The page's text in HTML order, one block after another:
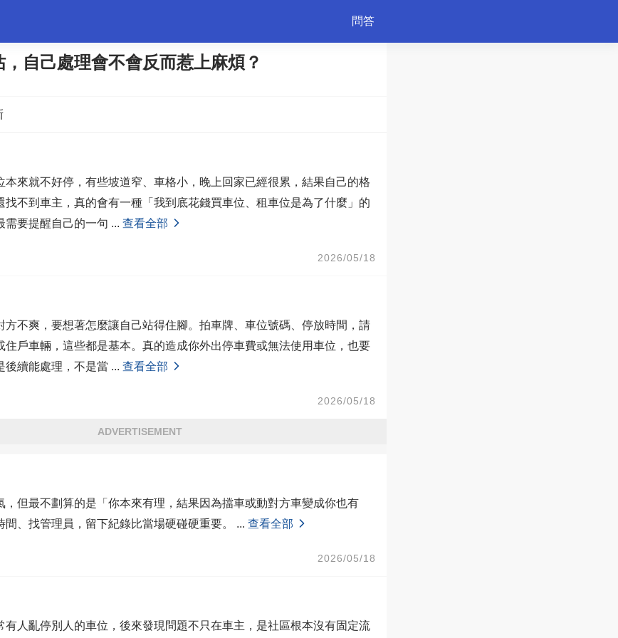
問答
自己處理會不會反而惹上麻煩？
本來就不好停，有些坡道窄、車格小，晚上回家已經很累，結果自己的格
找不到車主，真的會有一種「我到底花錢買車位、租車位是為了什麼」的
需要提醒自己的一句 ... 查看全部
2026/05/18
方不爽，要想著怎麼讓自己站得住腳。拍車牌、車位號碼、停放時間，請
住戶車輛，這些都是基本。真的造成你外出停車費或無法使用車位，也要
後續能處理，不是當 ... 查看全部
2026/05/18
ADVERTISEMENT
，但最不劃算的是「你本來有理，結果因為擋車或動對方車變成你也有
間、找管理員，留下紀錄比當場硬碰硬重要。 ... 查看全部
2026/05/18
有人亂停別人的車位，後來發現問題不只在車主，是社區根本沒有固定流